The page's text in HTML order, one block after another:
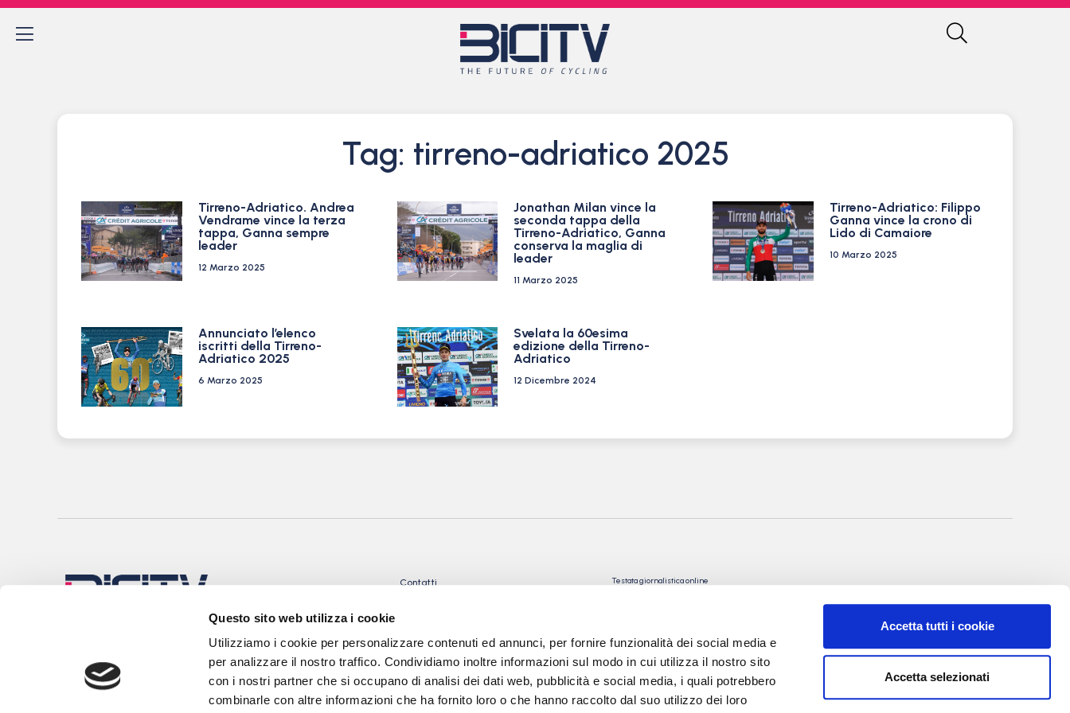
Questo sito web utilizza i cookie
Utilizziamo i cookie per personalizzare contenuti ed annunci, per fornire funzionalità dei social media e
per analizzare il nostro traffico. Condividiamo inoltre informazioni sul modo in cui utilizza il nostro sito
con i nostri partner che si occupano di analisi dei dati web, pubblicità e social media, i quali potrebbero
combinarle con altre informazioni che ha fornito loro o che hanno raccolto dal suo utilizzo dei loro
Accetta tutti i cookie
Accetta selezionati
Tag: tirreno-adriatico 2025
Tirreno-Adriatico. Andrea
Vendrame vince la terza
tappa, Ganna sempre
leader
12 Marzo 2025
Jonathan Milan vince la
seconda tappa della
Tirreno-Adriatico, Ganna
conserva la maglia di
leader
11 Marzo 2025
Tirreno-Adriatico: Filippo
Ganna vince la crono di
Lido di Camaiore
10 Marzo 2025
Annunciato l’elenco
iscritti della Tirreno-
Adriatico 2025
6 Marzo 2025
Svelata la 60esima
edizione della Tirreno-
Adriatico
12 Dicembre 2024
Contatti
Testata giornalistica online
Direttore Responsabile: Giorgio Torre
C.
Sede: via Papa Giovanni XXIII, 20
24050 Calcinate (BG)